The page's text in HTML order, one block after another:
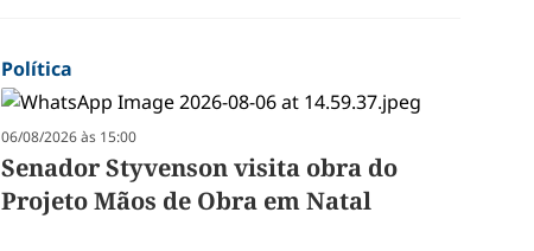
Política
06/08/2026 às 15:00
Senador Styvenson visita obra do
Projeto Mãos de Obra em Natal